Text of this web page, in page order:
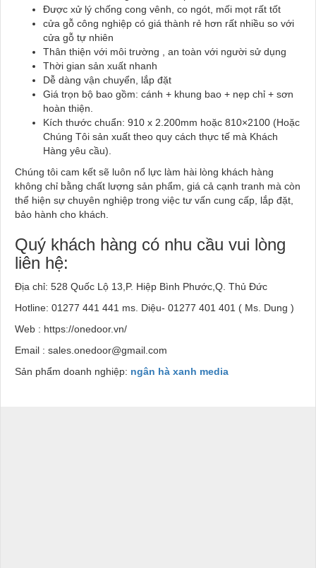
Được xử lý chống cong vênh, co ngót, mối mọt rất tốt
cửa gỗ công nghiệp có giá thành rẻ hơn rất nhiều so với
cửa gỗ tự nhiên
Thân thiện với môi trường , an toàn với người sử dụng
Thời gian sản xuất nhanh
Dễ dàng vận chuyển, lắp đặt
Giá trọn bộ bao gồm: cánh + khung bao + nẹp chỉ + sơn
hoàn thiện.
Kích thước chuẩn: 910 x 2.200mm hoặc 810×2100 (Hoặc
Chúng Tôi sản xuất theo quy cách thực tế mà Khách
Hàng yêu cầu).
Chúng tôi cam kết sẽ luôn nổ lực làm hài lòng khách hàng
không chỉ bằng chất lượng sản phẩm, giá cả cạnh tranh mà còn
thể hiện sự chuyên nghiệp trong việc tư vấn cung cấp, lắp đặt,
bảo hành cho khách.
Quý khách hàng có nhu cầu vui lòng
liên hệ:
Địa chỉ: 528 Quốc Lộ 13,P. Hiệp Bình Phước,Q. Thủ Đức
Hotline: 01277 441 441 ms. Diệu- 01277 401 401 ( Ms. Dung )
Web : https://onedoor.vn/
Email : sales.onedoor@gmail.com
Sản phẩm doanh nghiệp: ngân hà xanh media